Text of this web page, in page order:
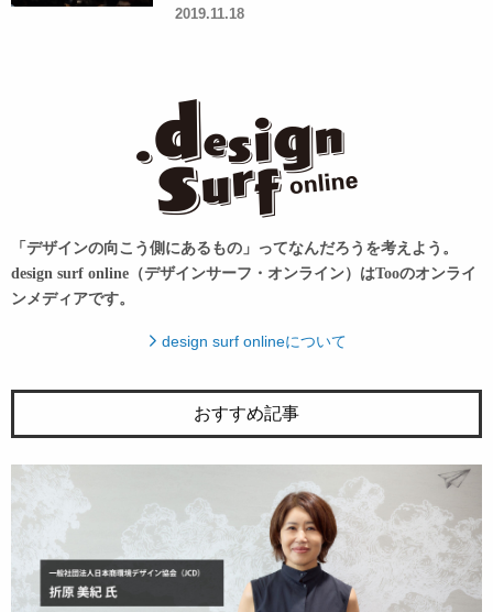
2019.11.18
「デザインの向こう側にあるもの」ってなんだろうを考えよう。
design surf online（デザインサーフ・オンライン）はTooのオンライ
ンメディアです。
design surf onlineについて
おすすめ記事